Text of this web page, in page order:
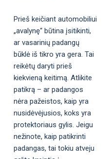
Prieš keičiant automobiliui
„avalynę“ būtina įsitikinti,
ar vasarinių padangų
būklė iš tikro yra gera. Tai
reikėtų daryti prieš
kiekvieną keitimą. Atlikite
patikrą – ar padangos
nėra pažeistos, kaip yra
nusidėvėjusios, koks yra
protektoriaus gylis. Jeigu
nežinote, kaip patikrinti
padangas, tai tokiu atveju